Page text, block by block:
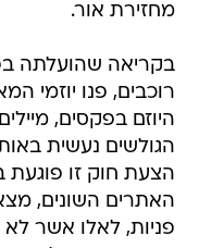
מחזירת אור.
בקריאה שהועלתה
רוכבים, פנו יוזמי
היוזם בפקסים,
הגולשים נעשית
הצעת חוק זו פוגעת
האתרים השונים,
פניות, לאלו אשר לא